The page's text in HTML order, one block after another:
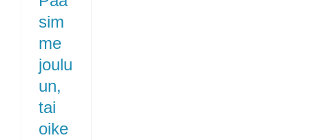
sim
me
joulu
un,
tai
oike